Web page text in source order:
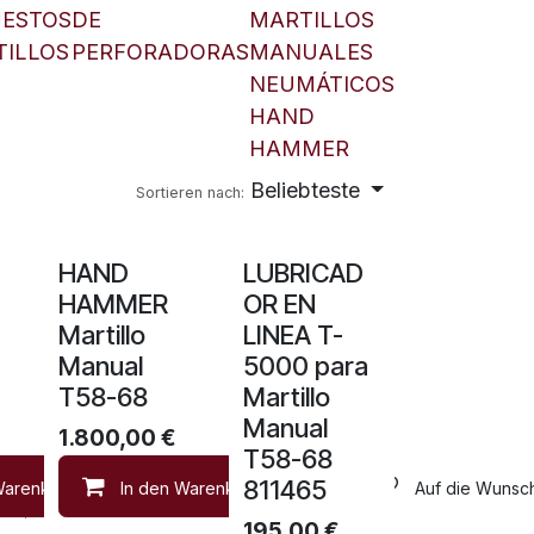
DE
PERFORADORAS
MARTILLOS
MANUALES
NEUMÁTICOS
HAND
HAMMER
Sortieren nach: Beliebteste
Auf die Wunschliste
Auf die Wunschliste
HAND
HAMMER
Martillo
Manual
T58-68
1.800,00 €
In den Warenkorb Auf die
LUBRICAD
OR EN
LINEA T-
5000 para
Martillo
Manual
T58-68
811465